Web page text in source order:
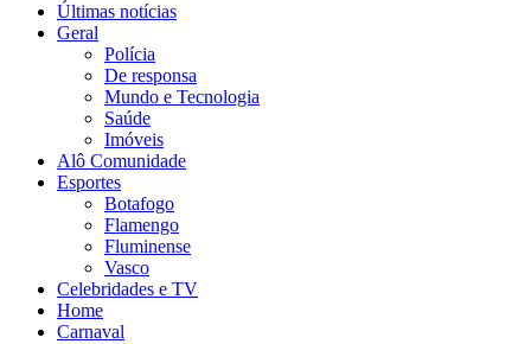
Últimas notícias
Geral
Polícia
De responsa
Mundo e Tecnologia
Saúde
Imóveis
Alô Comunidade
Esportes
Botafogo
Flamengo
Fluminense
Vasco
Celebridades e TV
Home
Carnaval